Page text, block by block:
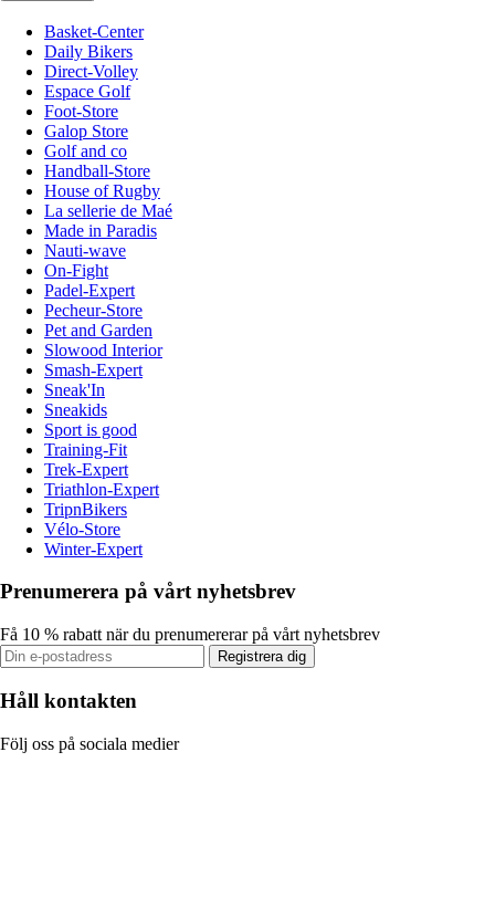
Basket-Center
Daily Bikers
Direct-Volley
Espace Golf
Foot-Store
Galop Store
Golf and co
Handball-Store
House of Rugby
La sellerie de Maé
Made in Paradis
Nauti-wave
On-Fight
Padel-Expert
Pecheur-Store
Pet and Garden
Slowood Interior
Smash-Expert
Sneak'In
Sneakids
Sport is good
Training-Fit
Trek-Expert
Triathlon-Expert
TripnBikers
Vélo-Store
Winter-Expert
Prenumerera på vårt nyhetsbrev
Få 10 % rabatt när du prenumererar på vårt nyhetsbrev
Registrera dig
Håll kontakten
Följ oss på sociala medier